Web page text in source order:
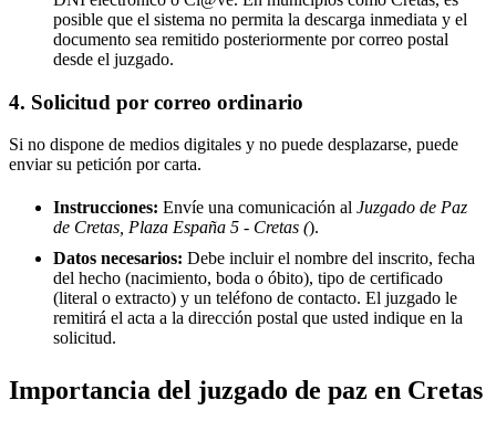
posible que el sistema no permita la descarga inmediata y el
documento sea remitido posteriormente por correo postal
desde el juzgado.
4. Solicitud por correo ordinario
Si no dispone de medios digitales y no puede desplazarse, puede
enviar su petición por carta.
Instrucciones: Envíe una comunicación al Juzgado de Paz
de Cretas, Plaza España 5 - Cretas ().
Datos necesarios: Debe incluir el nombre del inscrito, fecha
del hecho (nacimiento, boda o óbito), tipo de certificado
(literal o extracto) y un teléfono de contacto. El juzgado le
remitirá el acta a la dirección postal que usted indique en la
solicitud.
Importancia del juzgado de paz en Cretas